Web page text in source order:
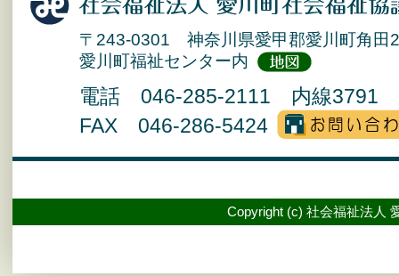
〒243-0301 神奈川県愛甲郡愛川町角田
愛川町福祉センター内
電話 046-285-2111 内線
FAX 046-286-5424
Copyright (c) 社会福祉法人